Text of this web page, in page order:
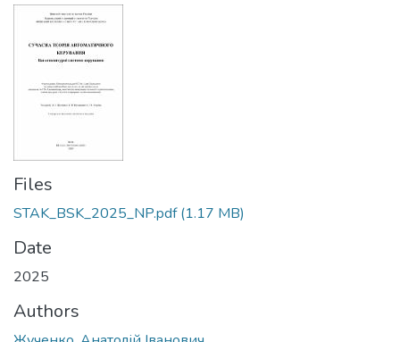
Files
STAK_BSK_2025_NP.pdf(1.17 MB)
Date
2025
Authors